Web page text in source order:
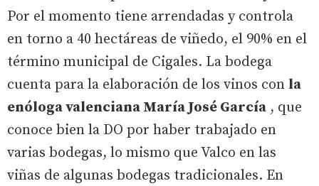
Por el momento tiene arrendadas y controla
en torno a 40 hectáreas de viñedo, el 90% en el
término municipal de Cigales. La bodega
cuenta para la elaboración de los vinos con la
enóloga valenciana María José García , que
conoce bien la DO por haber trabajado en
varias bodegas, lo mismo que Valco en las
viñas de algunas bodegas tradicionales. En